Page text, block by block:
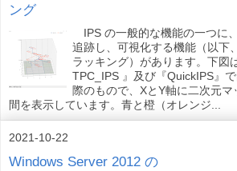
ング
IPS の一般的な機能の一つに
追跡し、可視化する機能（以下
ラッキング）があります。下図
TPC_IPS 』及び『QuickIPS』
際のもので、XとY軸に二次元
間を表示しています。青と橙（オレンジ...
2021-10-22
Windows Server 2012 の